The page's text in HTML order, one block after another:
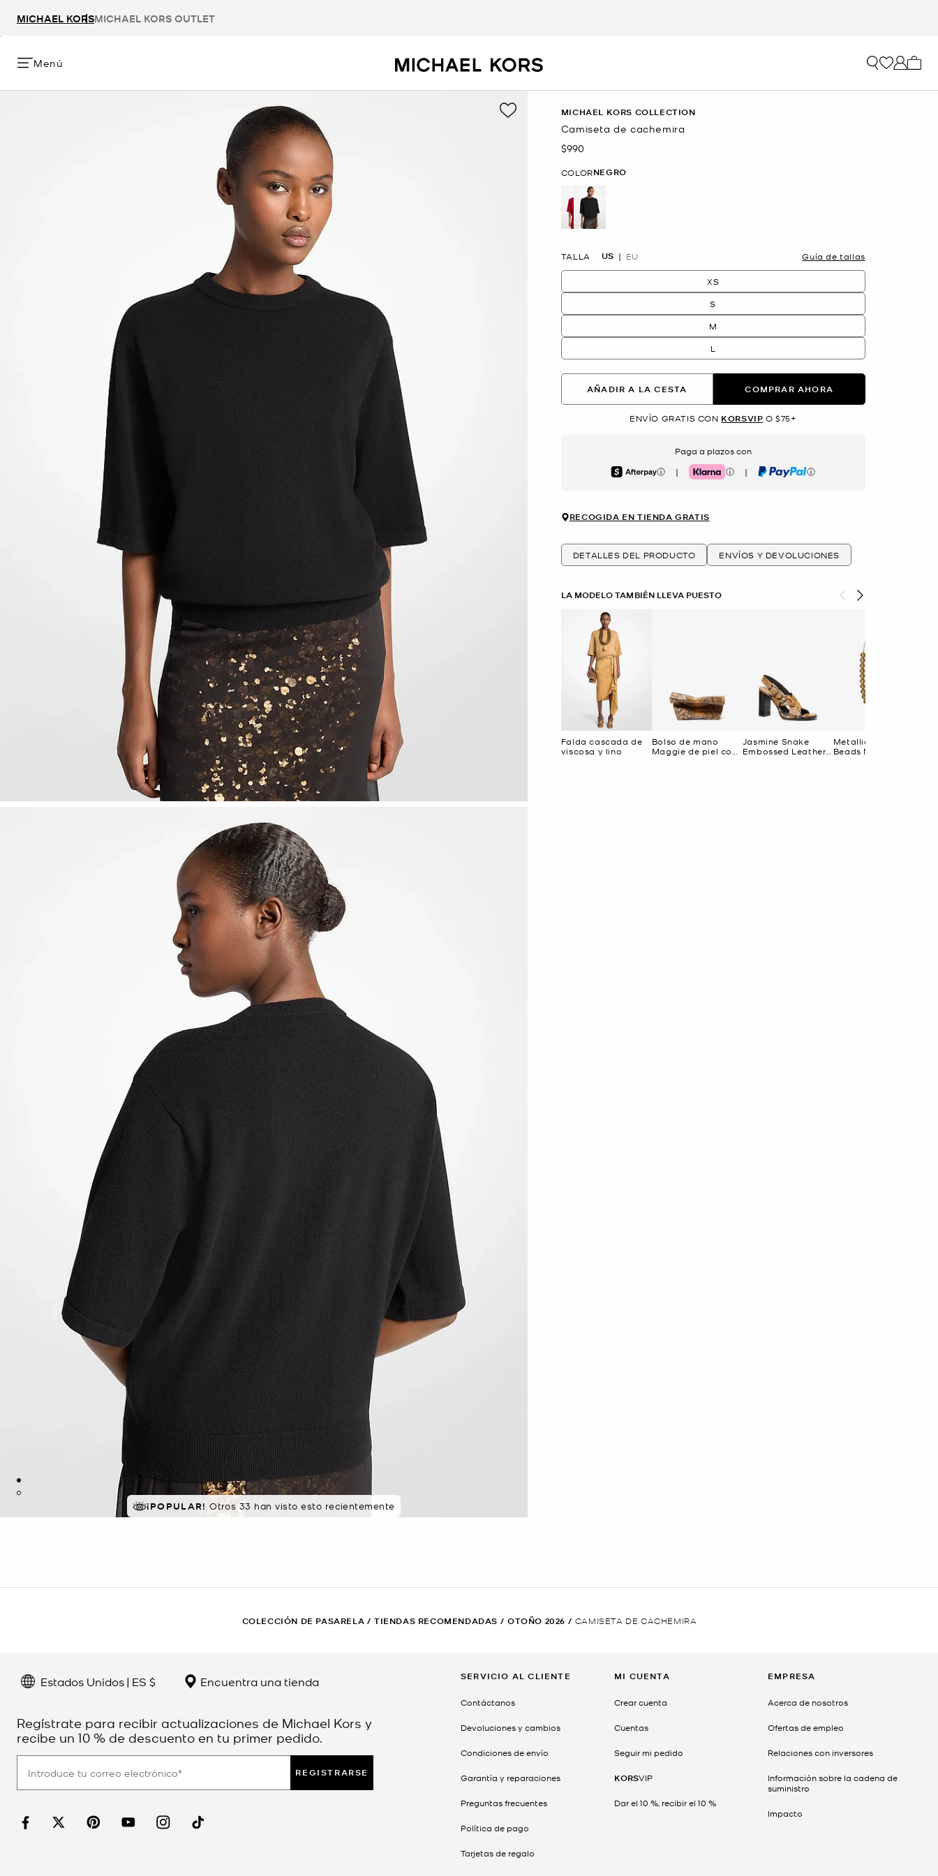
MICHAEL KORSMICHAEL KORS OUTLET
Menú
¡POPULAR! Otros 33 han visto esto recientemente
MICHAEL KORS COLLECTION
Camiseta de cachemira
Ahora
$990
COLORNEGRO
TALLA US EU Guía de tallas
XS
S
M
L
AÑADIR A LA CESTA COMPRAR AHORA
ENVÍO GRATIS CON KORSVIP O $75+
Paga a plazos con
Afterpay | Klarna | PayPal
RECOGIDA EN TIENDA GRATIS
DETALLES DEL PRODUCTO ENVÍOS Y DEVOLUCIONES
LA MODELO TAMBIÉN LLEVA PUESTO
Falda cascada de
viscosa y lino
Bolso de mano
Maggie de piel con
Jasmine Snake
Embossed Leather
Metallic Leather
Beads Necklace
COLECCIÓN DE PASARELA / TIENDAS RECOMENDADAS / OTOÑO 2026 / CAMISETA DE CACHEMIRA
Estados Unidos | ES $ Encuentra una tienda
Regístrate para recibir actualizaciones de Michael Kors y
recibe un 10 % de descuento en tu primer pedido.
REGISTRARSE
SERVICIO AL CLIENTE
Contáctanos
Devoluciones y cambios
Condiciones de envío
Garantía y reparaciones
Preguntas frecuentes
Política de pago
Tarjetas de regalo
MI CUENTA
Crear cuenta
Cuentas
Seguir mi pedido
KORSVIP
Dar el 10 %, recibir el 10 %
EMPRESA
Acerca de nosotros
Ofertas de empleo
Relaciones con inversores
Información sobre la cadena de
suministro
Impacto